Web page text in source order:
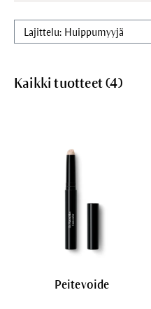
Kaikki tuotteet (4)
Peitevoide